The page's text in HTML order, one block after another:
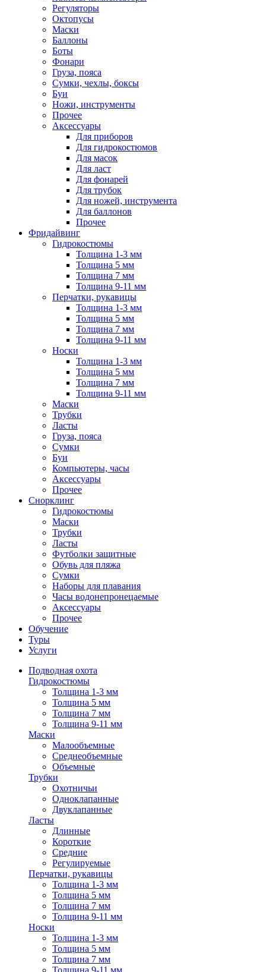
Регуляторы
Октопусы
Маски
Баллоны
Боты
Фонари
Груза, пояса
Сумки, чехлы, боксы
Буи
Ножи, инструменты
Прочее
Аксессуары
Для приборов
Для гидрокостюмов
Для масок
Для ласт
Для фонарей
Для трубок
Для ножей, инструмента
Для баллонов
Прочее
Фридайвинг
Гидрокостюмы
Толщина 1-3 мм
Толщина 5 мм
Толщина 7 мм
Толщина 9-11 мм
Перчатки, рукавицы
Толщина 1-3 мм
Толщина 5 мм
Толщина 7 мм
Толщина 9-11 мм
Носки
Толщина 1-3 мм
Толщина 5 мм
Толщина 7 мм
Толщина 9-11 мм
Маски
Трубки
Ласты
Груза, пояса
Сумки
Буи
Компьютеры, часы
Аксессуары
Прочее
Снорклинг
Гидрокостюмы
Маски
Трубки
Ласты
Футболки защитные
Обувь для пляжа
Сумки
Наборы для плавания
Часы водонепронецаемые
Аксессуары
Прочее
Обучение
Туры
Услуги
Подводная охота
Гидрокостюмы
Толщина 1-3 мм
Толщина 5 мм
Толщина 7 мм
Толщина 9-11 мм
Маски
Малообъемные
Среднеобъемные
Объемные
Трубки
Охотничьи
Одноклапанные
Двуклапанные
Ласты
Длинные
Короткие
Средние
Регулируемые
Перчатки, рукавицы
Толщина 1-3 мм
Толщина 5 мм
Толщина 7 мм
Толщина 9-11 мм
Носки
Толщина 1-3 мм
Толщина 5 мм
Толщина 7 мм
Толщина 9-11 мм